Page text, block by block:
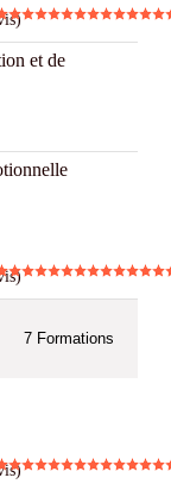
et de
7 Formations